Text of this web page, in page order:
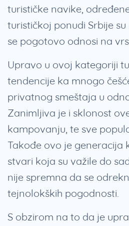
turističke navike,
turističkoj ponudi Srbije
se pogotovo odnosi na
Upravo u ovoj kategoriji
tendencije ka mnogo
privatnog smeštaja u
Zanimljiva je i sklonost
kampovanju, te sve
Takođe ovo je generacija
stvari koja su važile do
nije spremna da se
tejnolokških pogodnosti.
S obzirom na to da je